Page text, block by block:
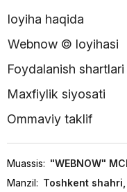
loyiha haqida
Webnow © loyihasi
Foydalanish shartlari
Maxfiylik siyosati
Ommaviy taklif
Muassis: "WEBNOW"
Manzil: Toshkent